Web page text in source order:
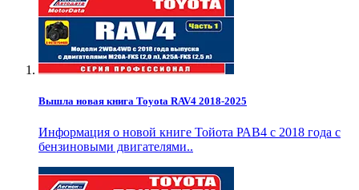
Вышла новая книга Toyota RAV4 2018-2025
Информация о новой книге Тойота РАВ4 с 2018 года с
бензиновыми двигателями..